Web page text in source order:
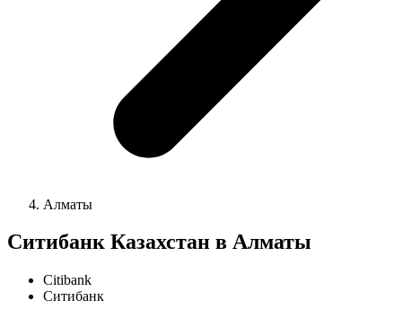
Алматы
Ситибанк Казахстан в Алматы
Citibank
Ситибанк